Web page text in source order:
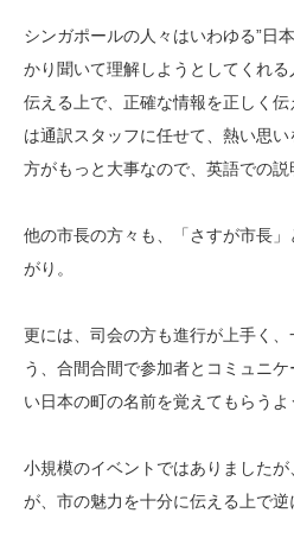
シンガポールの人々はいわゆる”日
かり聞いて理解しようとしてくれ
伝える上で、正確な情報を正しく
は通訳スタッフに任せて、熱い思
方がもっと大事なので、英語での説
他の市長の方々も、「さすが市長
がり。
更には、司会の方も進行が上手く
う、合間合間で参加者とコミュニ
い日本の町の名前を覚えてもらうよ
小規模のイベントではありました
が、市の魅力を十分に伝える上で逆